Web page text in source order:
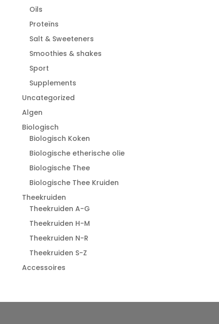
Oils
Proteïns
Salt & Sweeteners
Smoothies & shakes
Sport
Supplements
Uncategorized
Algen
Biologisch
Biologisch Koken
Biologische etherische olie
Biologische Thee
Biologische Thee Kruiden
Theekruiden
Theekruiden A-G
Theekruiden H-M
Theekruiden N-R
Theekruiden S-Z
Accessoires